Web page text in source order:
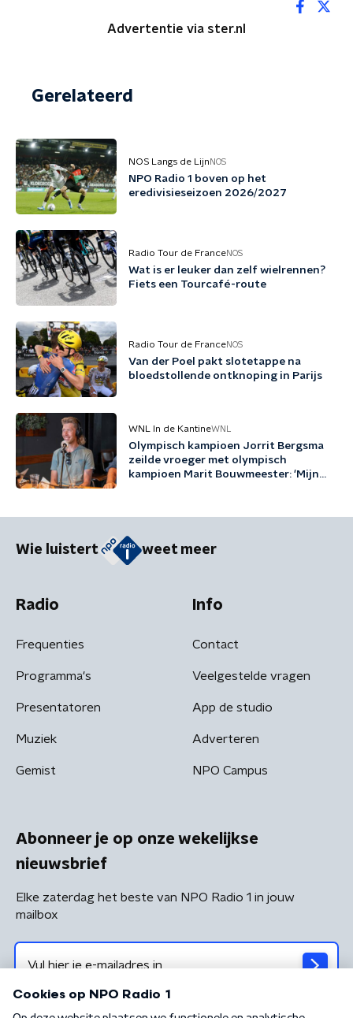
Advertentie via ster.nl
Gerelateerd
NOS Langs de Lijn NOS
NPO Radio 1 boven op het
eredivisieseizoen 2026/2027
Radio Tour de FranceNOS
Wat is er leuker dan zelf wielrennen?
Fiets een Tourcafé-route
Radio Tour de FranceNOS
Van der Poel pakt slotetappe na
bloedstollende ontknoping in Parijs
WNL In de KantineWNL
Olympisch kampioen Jorrit Bergsma
zeilde vroeger met olympisch
kampioen Marit Bouwmeester: 'Mijn
Wie luistert weet meer
Radio
Frequenties
Programma's
Presentatoren
Muziek
Gemist
Info
Contact
Veelgestelde vragen
App de studio
Adverteren
NPO Campus
Abonneer je op onze wekelijkse
nieuwsbrief
Elke zaterdag het beste van NPO Radio 1 in jouw
mailbox